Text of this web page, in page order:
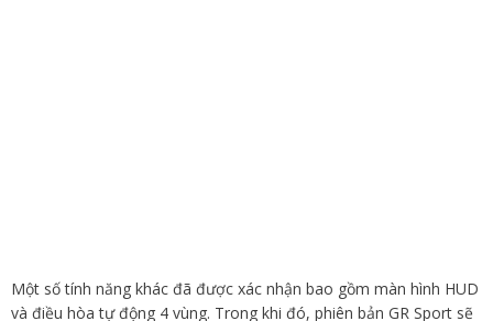
Một số tính năng khác đã được xác nhận bao gồm màn hình HUD
và điều hòa tự động 4 vùng. Trong khi đó, phiên bản GR Sport sẽ